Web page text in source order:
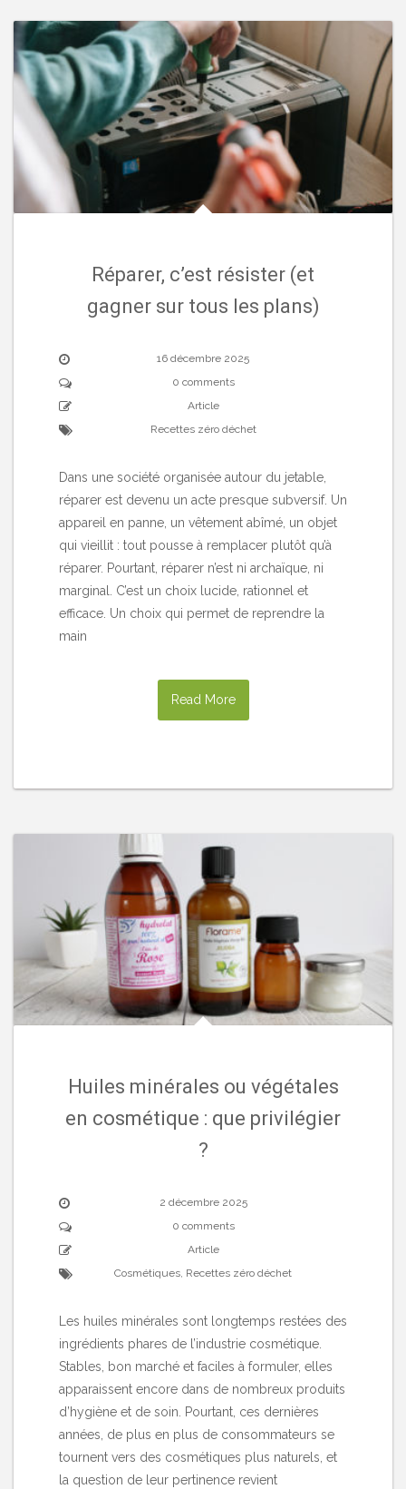
Réparer, c’est résister (et
gagner sur tous les plans)
16 décembre 2025
0 comments
Article
Recettes zéro déchet
Dans une société organisée autour du jetable,
réparer est devenu un acte presque subversif. Un
appareil en panne, un vêtement abîmé, un objet
qui vieillit : tout pousse à remplacer plutôt qu’à
réparer. Pourtant, réparer n’est ni archaïque, ni
marginal. C’est un choix lucide, rationnel et
efficace. Un choix qui permet de reprendre la
main
Read More
Huiles minérales ou végétales
en cosmétique : que privilégier
?
2 décembre 2025
0 comments
Article
Cosmétiques, Recettes zéro déchet
Les huiles minérales sont longtemps restées des
ingrédients phares de l’industrie cosmétique.
Stables, bon marché et faciles à formuler, elles
apparaissent encore dans de nombreux produits
d’hygiène et de soin. Pourtant, ces dernières
années, de plus en plus de consommateurs se
tournent vers des cosmétiques plus naturels, et
la question de leur pertinence revient